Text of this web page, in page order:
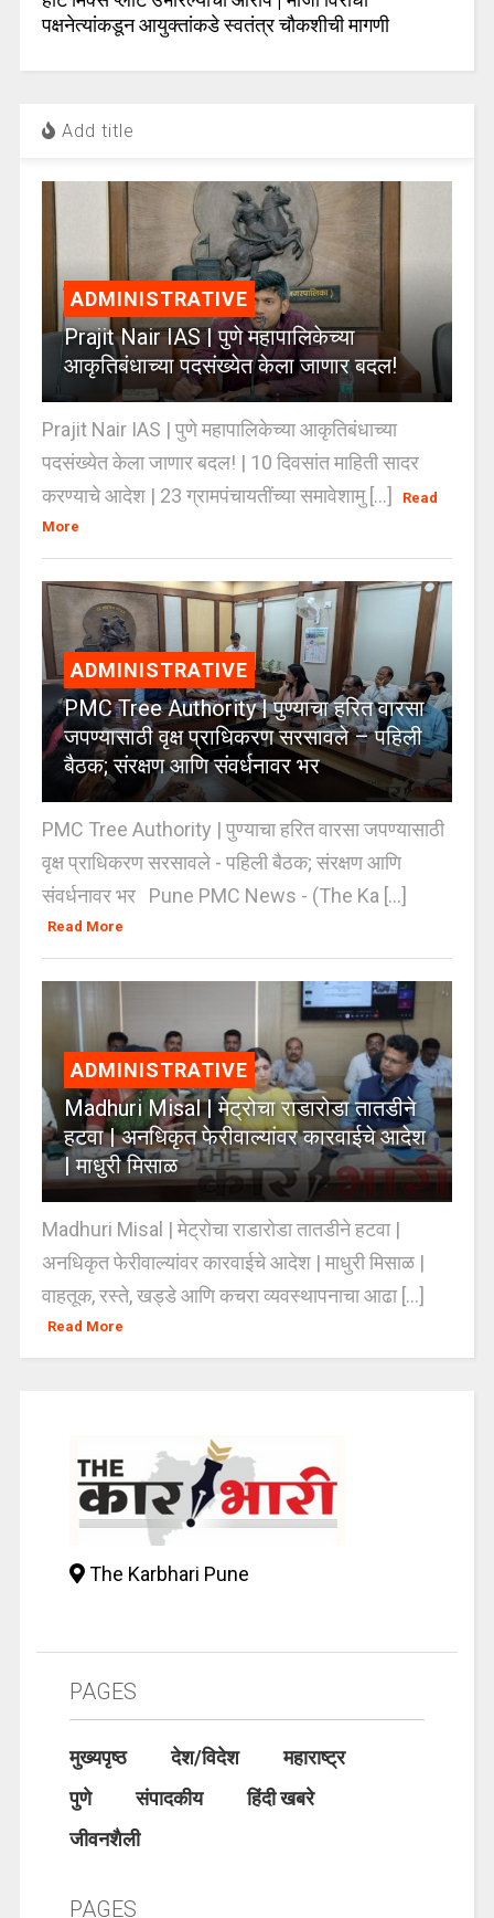
पक्षनेत्यांकडून आयुक्तांकडे स्वतंत्र चौकशीची मागणी
Add title
ADMINISTRATIVE
Prajit Nair IAS | पुणे महापालिकेच्या
आकृतिबंधाच्या पदसंख्येत केला जाणार बदल!
Prajit Nair IAS | पुणे महापालिकेच्या आकृतिबंधाच्या
पदसंख्येत केला जाणार बदल! | 10 दिवसांत माहिती सादर
करण्याचे आदेश | 23 ग्रामपंचायतींच्या समावेशामु [...]
Read
More
ADMINISTRATIVE
PMC Tree Authority | पुण्याचा हरित वारसा
जपण्यासाठी वृक्ष प्राधिकरण सरसावले – पहिली
बैठक; संरक्षण आणि संवर्धनावर भर
PMC Tree Authority | पुण्याचा हरित वारसा जपण्यासाठी
वृक्ष प्राधिकरण सरसावले - पहिली बैठक; संरक्षण आणि
संवर्धनावर भर Pune PMC News - (The Ka [...]
Read More
ADMINISTRATIVE
Madhuri Misal | मेट्रोचा राडारोडा तातडीने
हटवा | अनधिकृत फेरीवाल्यांवर कारवाईचे आदेश
| माधुरी मिसाळ
Madhuri Misal | मेट्रोचा राडारोडा तातडीने हटवा |
अनधिकृत फेरीवाल्यांवर कारवाईचे आदेश | माधुरी मिसाळ |
वाहतूक, रस्ते, खड्डे आणि कचरा व्यवस्थापनाचा आढा [...]
Read More
The Karbhari Pune
PAGES
मुख्यपृष्ठ देश/विदेश
महाराष्ट्र
पुणे
संपादकीय
हिंदी खबरे
जीवनशैली
PAGES